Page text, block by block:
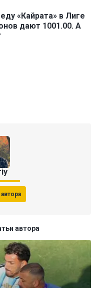
«Кайрата» в Лиге
дают 1001.00. А
автора